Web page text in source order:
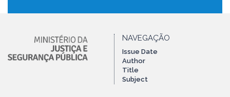
NAVEGAÇÃO
Issue Date
Author
Title
Subject